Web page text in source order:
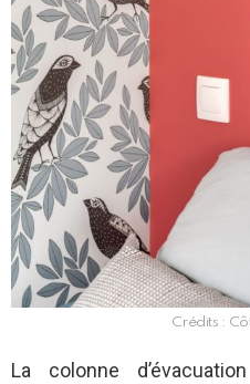
Crédits :
La colonne